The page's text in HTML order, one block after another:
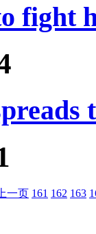
fight
一页 161 162 163